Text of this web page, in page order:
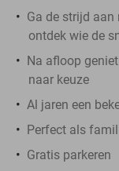
Ga de strijd
ontdek wie de
Na afloop
naar keuze
Al jaren een
Perfect als
Gratis parkeren